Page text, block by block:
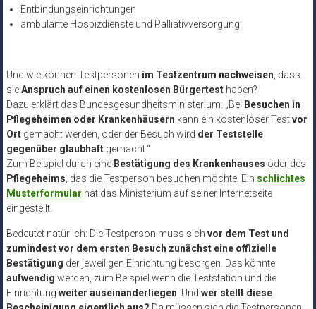
Entbindungseinrichtungen
ambulante Hospizdienste und Palliativversorgung
Und wie können Testpersonen im Testzentrum nachweisen , dass
sieAnspruch auf einen kostenlosen Bürgertesthaben?
Dazu erklärt das Bundesgesundheitsministerium: „Bei Besuchen in
Pflegeheimen oder Krankenhäusern kann ein kostenloser Testvor
Ortgemacht werden, oder der Besuch wird der Teststelle
gegenüber glaubhaftgemacht.“
Zum Beispiel durch eine Bestätigung des Krankenhauses oder des
Pflegeheims , das die Testperson besuchen möchte. Ein schlichtes
Musterformular hat das Ministerium auf seiner Internetseite
eingestellt.
Bedeutet natürlich: Die Testperson muss sich vor dem Test und
zumindest vor dem ersten Besuch zunächst eine offizielle
Bestätigung der jeweiligen Einrichtung besorgen. Das könnte
aufwendig werden, zum Beispiel wenn die Teststation und die
Einrichtung weiter auseinanderliegen . Und wer stellt diese